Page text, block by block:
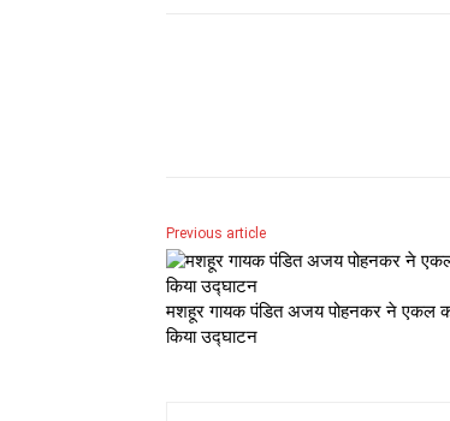
Previous article
मशहूर गायक पंडित अजय पोहनकर ने एकल
किया उद्घाटन